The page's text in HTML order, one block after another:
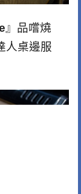
』品嚐燒
人桌邊服